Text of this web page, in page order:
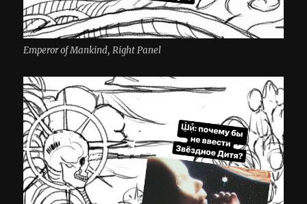
Emperor of Mankind, Right Panel